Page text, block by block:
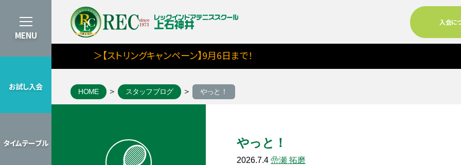
MENU
お試し入会
タイムテーブル
入会に
＞【ストリングキャンペーン】9月6日まで！
HOME スタッフブログ やっと！
やっと！
2026.7.4 嵒瀬 拓磨